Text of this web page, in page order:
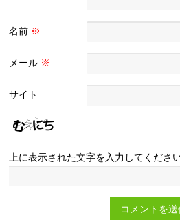
名前 ※
メール ※
サイト
上に表示された文字を入力してください